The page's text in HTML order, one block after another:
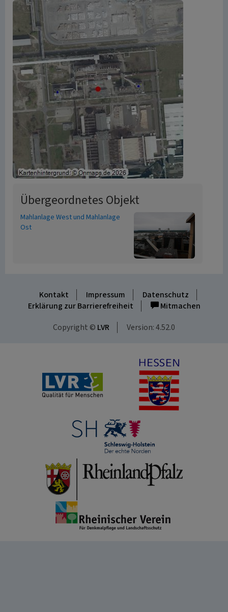
Übergeordnetes Objekt
Mahlanlage West und Mahlanlage
Ost
Kontakt Impressum
Datenschutz
Erklärung zur Barrierefreiheit
Mitmachen
Copyright © LVR Version: 4.52.0